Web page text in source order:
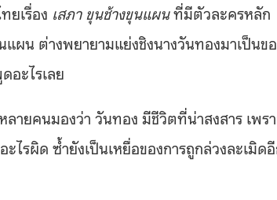
ยเรื่อง เสภา ขุนช้างขุนแผนที่มีตัวละครหลัก
ผน ต่างพยายามแย่งชิงนางวันทองมาเป็นข
ะไรเลย
ายคนมองว่า วันทอง มีชีวิตที่น่าสงสาร เพร
ไรผิด ซ้ำยังเป็นเหยื่อของการถูกล่วงละเมิด